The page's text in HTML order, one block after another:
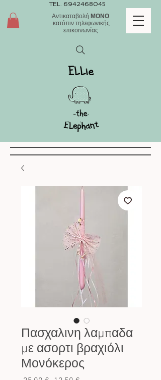
TEL. 6942468045
Αντικαταβολή ΜΟΝΟ
κατόπιν τηλεφωνικής
επικοινωνίας
Πασχαλινη λαμπαδα
με ασορτι βραχιόλι
Μονόκερος